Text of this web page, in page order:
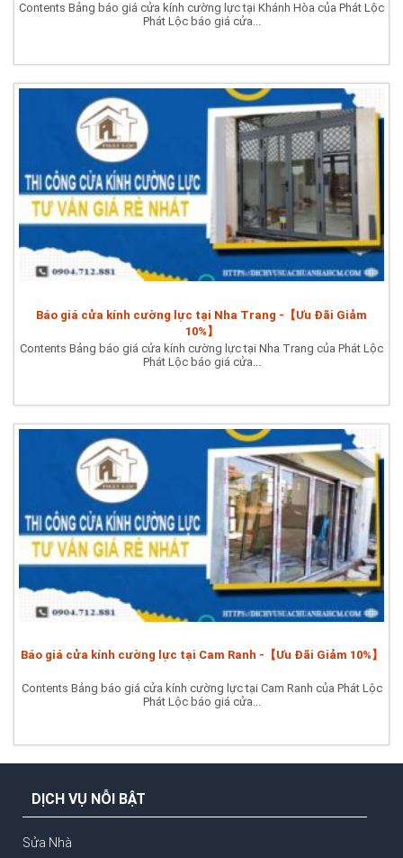
Contents Bảng báo giá cửa kính cường lực tại Khánh Hòa của Phát Lộc
Phát Lộc báo giá cửa...
Báo giá cửa kính cường lực tại Nha Trang -【Ưu Đãi Giảm
10%】
Contents Bảng báo giá cửa kính cường lực tại Nha Trang của Phát Lộc
Phát Lộc báo giá cửa...
Báo giá cửa kính cường lực tại Cam Ranh -【Ưu Đãi Giảm 10%】
Contents Bảng báo giá cửa kính cường lực tại Cam Ranh của Phát Lộc
Phát Lộc báo giá cửa...
DỊCH VỤ NỖI BẬT
Sửa Nhà